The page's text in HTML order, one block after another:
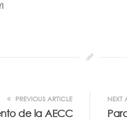
PREVIOUS ARTICLE
de la AECC
NEXT